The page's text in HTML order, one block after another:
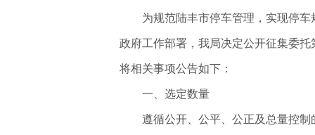
为规范陆丰市停车管理，实现停车
政府工作部署，我局决定公开征集委
将相关事项公告如下：
一、选定数量
遵循公开、公平、公正及总量控制